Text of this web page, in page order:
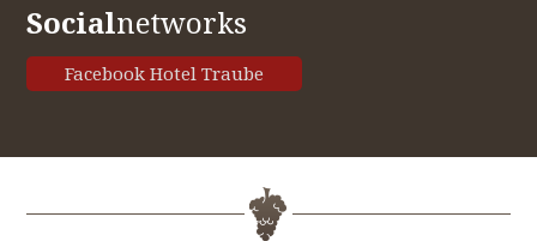
Socialnetworks
Facebook Hotel Traube